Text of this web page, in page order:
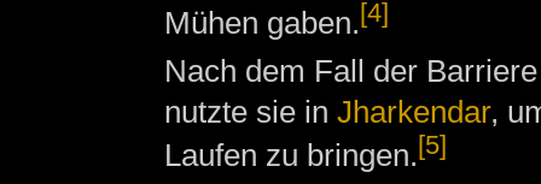
Mühen gaben.[4]
Nach dem Fall der
nutzte sie in Jharkendar,
Laufen zu bringen. [5]